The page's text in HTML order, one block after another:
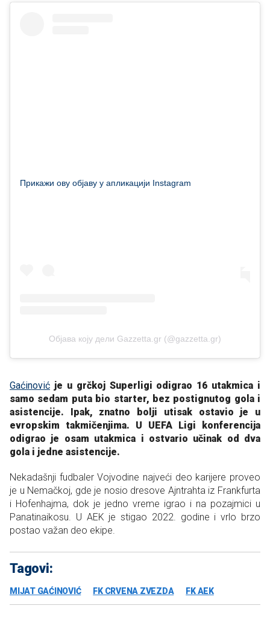
Прикажи ову објаву у апликацији Instagram
Објава коју дели Gazzetta.gr (@gazzetta.gr)
Gaćinović je u grčkoj Superligi odigrao 16 utakmica i
samo sedam puta bio starter, bez postignutog gola i
asistencije. Ipak, znatno bolji utisak ostavio je u
evropskim takmičenjima. U UEFA Ligi konferencija
odigrao je osam utakmica i ostvario učinak od dva
gola i jedne asistencije.
Nekadašnji fudbaler Vojvodine najveći deo karijere proveo
je u Nemačkoj, gde je nosio dresove Ajntrahta iz Frankfurta
i Hofenhajma, dok je jedno vreme igrao i na pozajmici u
Panatinaikosu. U AEK je stigao 2022. godine i vrlo brzo
postao važan deo ekipe.
Tagovi:
MIJAT GAĆINOVIĆ FK CRVENA ZVEZDA FK AEK